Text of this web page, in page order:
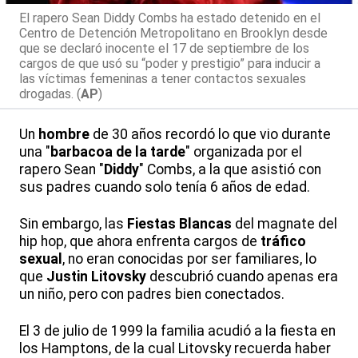
El rapero Sean Diddy Combs ha estado detenido en el
Centro de Detención Metropolitano en Brooklyn desde
que se declaró inocente el 17 de septiembre de los
cargos de que usó su “poder y prestigio” para inducir a
las víctimas femeninas a tener contactos sexuales
drogadas. (AP)
Un hombre de 30 años recordó lo que vio durante
una " barbacoa de la tarde" organizada por el
rapero Sean " Diddy" Combs, a la que asistió con
sus padres cuando solo tenía 6 años de edad.
Sin embargo, las Fiestas Blancas del magnate del
hip hop, que ahora enfrenta cargos de tráfico
sexual , no eran conocidas por ser familiares, lo
que Justin Litovsky descubrió cuando apenas era
un niño, pero con padres bien conectados.
El 3 de julio de 1999 la familia acudió a la fiesta en
los Hamptons, de la cual Litovsky recuerda haber